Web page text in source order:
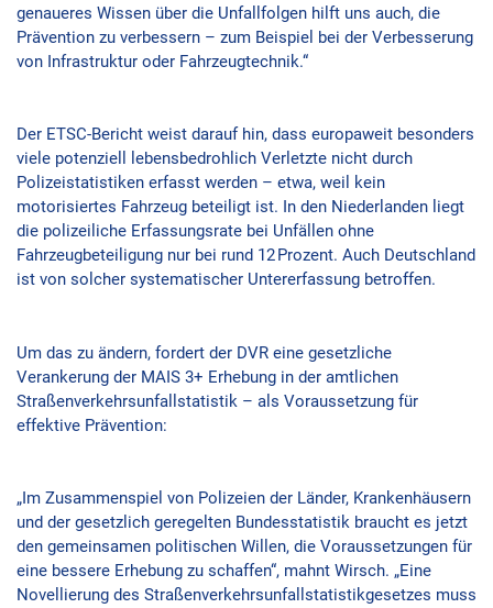
genaueres Wissen über die Unfallfolgen hilft uns auch, die
Prävention zu verbessern – zum Beispiel bei der Verbesserung
von Infrastruktur oder Fahrzeugtechnik.“
Der ETSC-Bericht weist darauf hin, dass europaweit besonders
viele potenziell lebensbedrohlich Verletzte nicht durch
Polizeistatistiken erfasst werden – etwa, weil kein
motorisiertes Fahrzeug beteiligt ist. In den Niederlanden liegt
die polizeiliche Erfassungsrate bei Unfällen ohne
Fahrzeugbeteiligung nur bei rund 12 Prozent. Auch Deutschland
ist von solcher systematischer Untererfassung betroffen.
Um das zu ändern, fordert der DVR eine gesetzliche
Verankerung der MAIS 3+ Erhebung in der amtlichen
Straßenverkehrsunfallstatistik – als Voraussetzung für
effektive Prävention:
„Im Zusammenspiel von Polizeien der Länder, Krankenhäusern
und der gesetzlich geregelten Bundesstatistik braucht es jetzt
den gemeinsamen politischen Willen, die Voraussetzungen für
eine bessere Erhebung zu schaffen“, mahnt Wirsch. „Eine
Novellierung des Straßenverkehrsunfallstatistikgesetzes muss